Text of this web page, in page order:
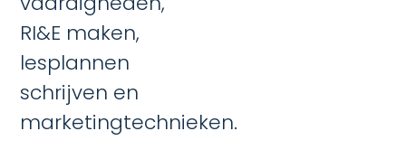
RI&E maken,
lesplannen
schrijven en
marketingtechnieken.